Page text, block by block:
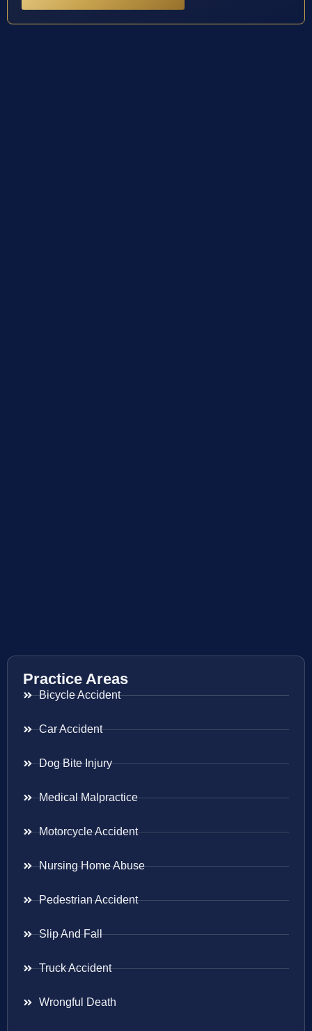
Practice Areas
Bicycle Accident
Car Accident
Dog Bite Injury
Medical Malpractice
Motorcycle Accident
Nursing Home Abuse
Pedestrian Accident
Slip And Fall
Truck Accident
Wrongful Death